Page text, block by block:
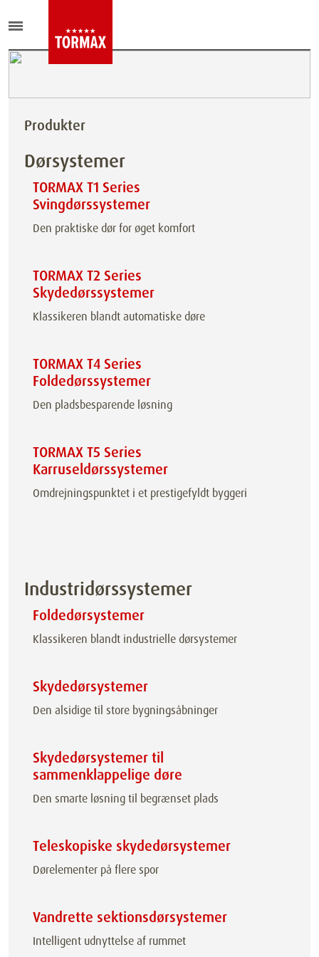
Produkter
Dørsystemer
TORMAX T1 Series
Svingdørssystemer
Den praktiske dør for øget komfort
TORMAX T2 Series
Skydedørssystemer
Klassikeren blandt automatiske døre
TORMAX T4 Series
Foldedørssystemer
Den pladsbesparende løsning
TORMAX T5 Series
Karruseldørssystemer
Omdrejningspunktet i et prestigefyldt byggeri
Industridørssystemer
Foldedørsystemer
Klassikeren blandt industrielle dørsystemer
Skydedørsystemer
Den alsidige til store bygningsåbninger
Skydedørsystemer til
sammenklappelige døre
Den smarte løsning til begrænset plads
Teleskopiske skydedørsystemer
Dørelementer på flere spor
Vandrette sektionsdørsystemer
Intelligent udnyttelse af rummet